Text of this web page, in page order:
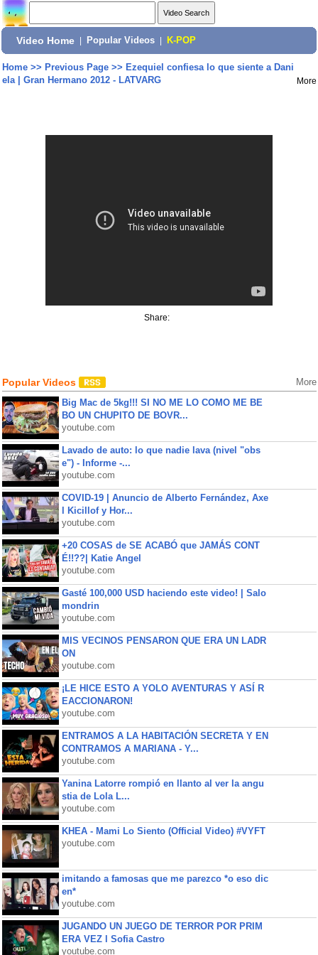
Video Home Popular Videos K-POP
Home>> Previous Page>> Ezequiel confiesa lo que siente a Dani
ela | Gran Hermano 2012 - LATVARG
More
Share:
Popular Videos More
Big Mac de 5kg!!! SI NO ME LO COMO ME BE
BO UN CHUPITO DE BOVR...
youtube.com
Lavado de auto: lo que nadie lava (nivel "obs
e") - Informe -...
youtube.com
COVID-19 | Anuncio de Alberto Fernández, Axe
l Kicillof y Hor...
youtube.com
+20 COSAS de SE ACABÓ que JAMÁS CONT
É!!??| Katie Angel
youtube.com
Gasté 100,000 USD haciendo este video! | Salo
mondrin
youtube.com
MIS VECINOS PENSARON QUE ERA UN LADR
ON
youtube.com
¡LE HICE ESTO A YOLO AVENTURAS Y ASÍ R
EACCIONARON!
youtube.com
ENTRAMOS A LA HABITACIÓN SECRETA Y EN
CONTRAMOS A MARIANA - Y...
youtube.com
Yanina Latorre rompió en llanto al ver la angu
stia de Lola L...
youtube.com
KHEA - Mami Lo Siento (Official Video) #VYFT
youtube.com
imitando a famosas que me parezco *o eso dic
en*
youtube.com
JUGANDO UN JUEGO DE TERROR POR PRIM
ERA VEZ l Sofia Castro
youtube.com